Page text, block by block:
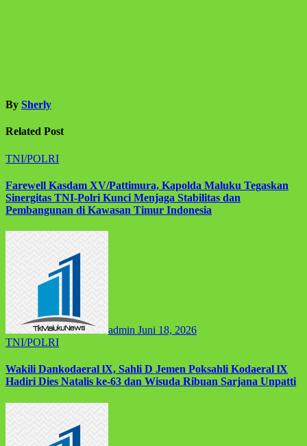
By Sherly
Related Post
TNI/POLRI
Farewell Kasdam XV/Pattimura, Kapolda Maluku Tegaskan
Sinergitas TNI-Polri Kunci Menjaga Stabilitas dan
Pembangunan di Kawasan Timur Indonesia
admin Juni 18, 2026
TNI/POLRI
Wakili Dankodaeral lX, Sahli D Jemen Poksahli Kodaeral lX
Hadiri Dies Natalis ke-63 dan Wisuda Ribuan Sarjana Unpatti